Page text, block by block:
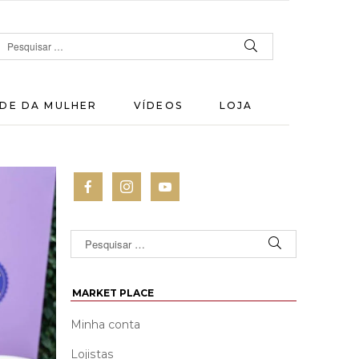
DA MULHER VÍDEOS LOJA
MARKET PLACE
Minha conta
Lojistas